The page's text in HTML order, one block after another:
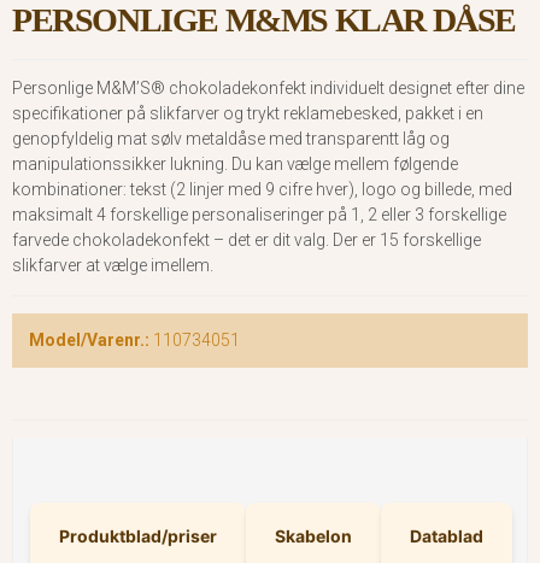
PERSONLIGE M&MS KLAR DÅSE
Personlige M&M’S® chokoladekonfekt individuelt designet efter dine
specifikationer på slikfarver og trykt reklamebesked, pakket i en
genopfyldelig mat sølv metaldåse med transparentt låg og
manipulationssikker lukning. Du kan vælge mellem følgende
kombinationer: tekst (2 linjer med 9 cifre hver), logo og billede, med
maksimalt 4 forskellige personaliseringer på 1, 2 eller 3 forskellige
farvede chokoladekonfekt – det er dit valg. Der er 15 forskellige
slikfarver at vælge imellem.
Model/Varenr.: 110734051
Produktblad/priser Skabelon Datablad